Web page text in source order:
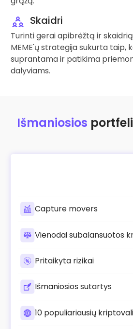
Skaidri
Turinti gerai apibrėžtą ir
MEME'ų strategija sukurta taip,
suprantama ir patikima
dalyviams.
Išmaniosios
Capture movers
Vienodai subalansuotos
Pritaikyta rizikai
Išmaniosios sutartys
10 populiariausių